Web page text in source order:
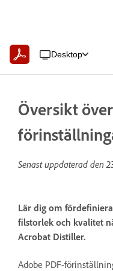
Desktop
Översikt
Senast uppdaterad den
Lär dig om
filstorlek och kvalitet
Acrobat Distiller.
Adobe PDF-